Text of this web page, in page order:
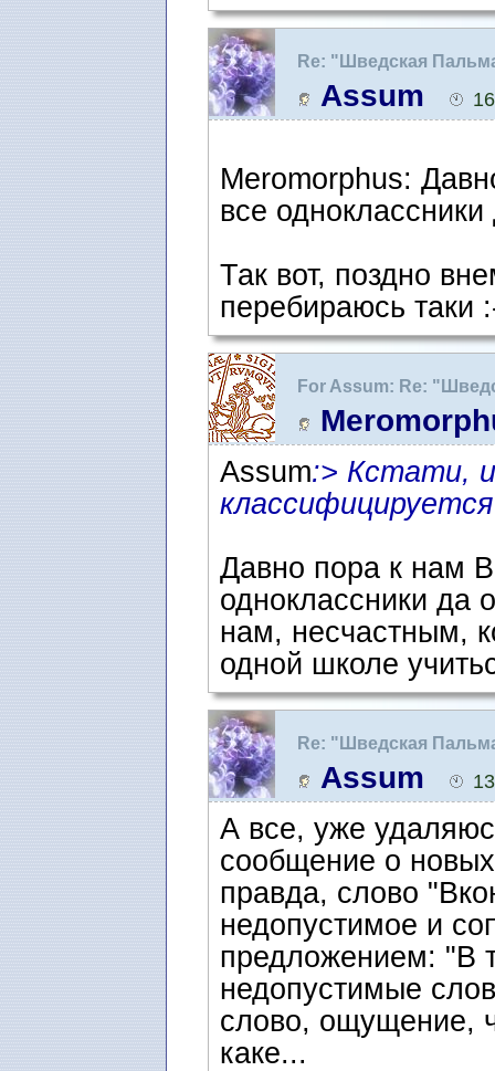
Re: "Шведская
Assum
Meromorphus:
все
Так вот, поздно
перебираюсь таки
For Assum: Re:
Assum:> Кстати,
Давно пора к нам В
одноклассники да
нам, несчастным,
одной школе
Re: "Шведская
Assum
А все, уже
сообщение о
правда, слово
недопустимое и
предложением: "В
недопустимые
слово, ощущение,
каке...